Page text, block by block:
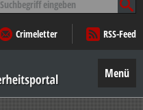
nach:
Crimeletter
RSS-Feed
Menü